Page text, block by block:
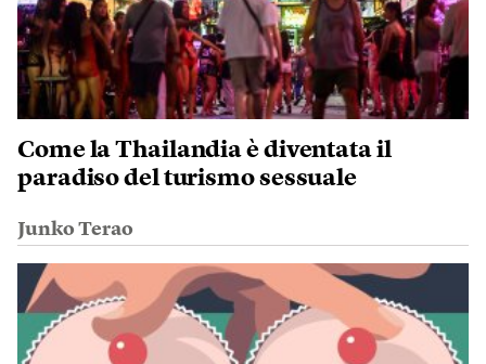
Come la Thailandia è diventata il
paradiso del turismo sessuale
Junko Terao